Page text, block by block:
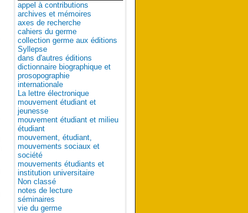
appel à contributions
archives et mémoires
axes de recherche
cahiers du germe
collection germe aux éditions
Syllepse
dans d'autres éditions
dictionnaire biographique et
prosopographie
internationale
La lettre électronique
mouvement étudiant et
jeunesse
mouvement étudiant et milieu
étudiant
mouvement, étudiant,
mouvements sociaux et
société
mouvements étudiants et
institution universitaire
Non classé
notes de lecture
séminaires
vie du germe